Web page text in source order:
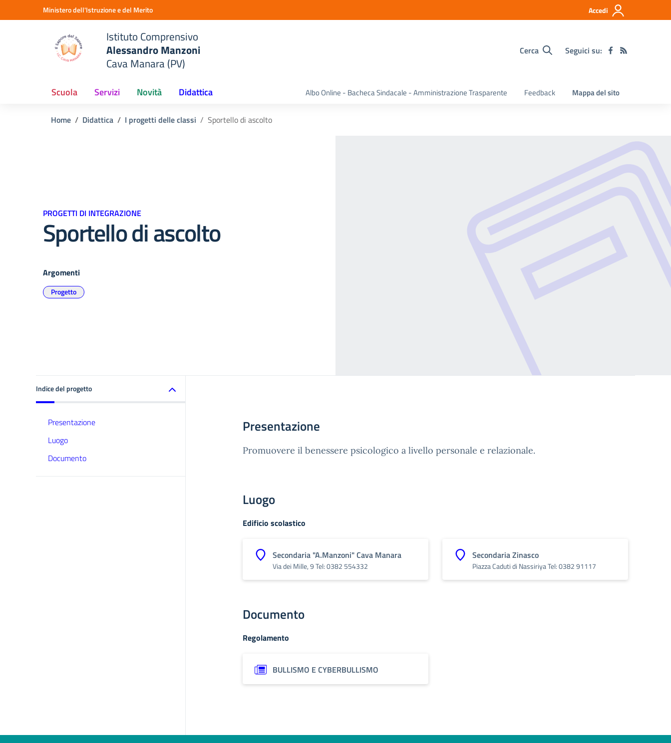
Vai ai contenuti
Vai al menu di navigazioneMinistero dell'Istruzione e del Merito Accedi
Istituto Comprensivo
Alessandro Manzoni
Cava Manara (PV)
Cerca Seguici su:
Scuola Servizi Novità Didattica Albo Online - Bacheca Sindacale - Amministrazione Trasparente Feedback Mappa del sito
Home Didattica I progetti delle classi Sportello di ascolto
PROGETTI DI INTEGRAZIONE
Sportello di ascolto
Argomenti
Progetto
Indice del progetto
Presentazione
Luogo
Documento
Presentazione
Promuovere il benessere psicologico a livello personale e relazionale.
Luogo
Edificio scolastico
Secondaria "A.Manzoni" Cava Manara
Via dei Mille, 9 Tel: 0382 554332
Secondaria Zinasco
Piazza Caduti di Nassiriya Tel: 0382 91117
Documento
Regolamento
BULLISMO E CYBERBULLISMO